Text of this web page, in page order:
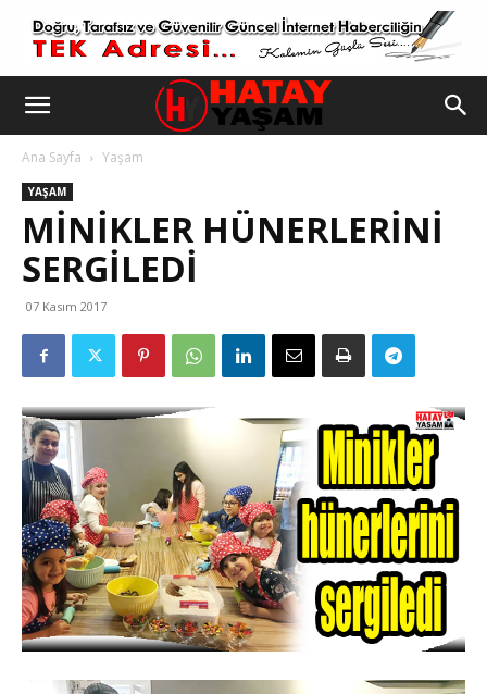
Ana Sayfa Yaşam
YAŞAM
MINIKLER HÜNERLERINI
SERGILEDI
07 Kasım 2017